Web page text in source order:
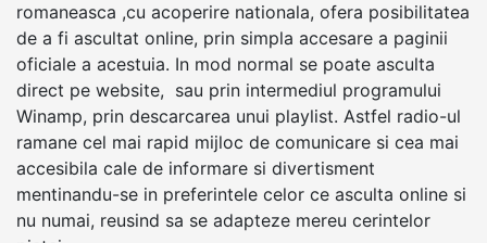
romaneasca ,cu acoperire nationala, ofera posibilitatea
de a fi ascultat online, prin simpla accesare a paginii
oficiale a acestuia. In mod normal se poate asculta
direct pe website, sau prin intermediul programului
Winamp, prin descarcarea unui playlist. Astfel radio-ul
ramane cel mai rapid mijloc de comunicare si cea mai
accesibila cale de informare si divertisment
mentinandu-se in preferintele celor ce asculta online si
nu numai, reusind sa se adapteze mereu cerintelor